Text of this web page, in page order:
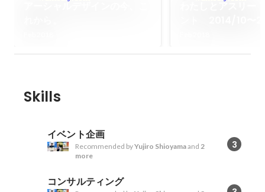
Skills
イベント企画
3
Recommended byYujiro Shioyamaand 2
more
コンサルティング